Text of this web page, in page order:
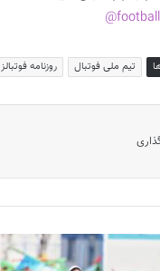
تیم ملی فوتبال روزنامه فوتبالز